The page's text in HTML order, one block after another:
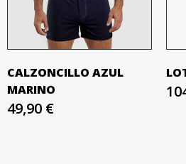
CALZONCILLO AZUL
MARINO
49,90 €